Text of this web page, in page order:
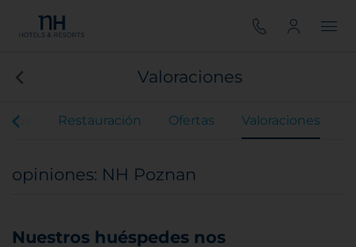
Valoraciones
Restauración Ofertas Valoraciones
opiniones: NH Poznan
Nuestros huéspedes nos